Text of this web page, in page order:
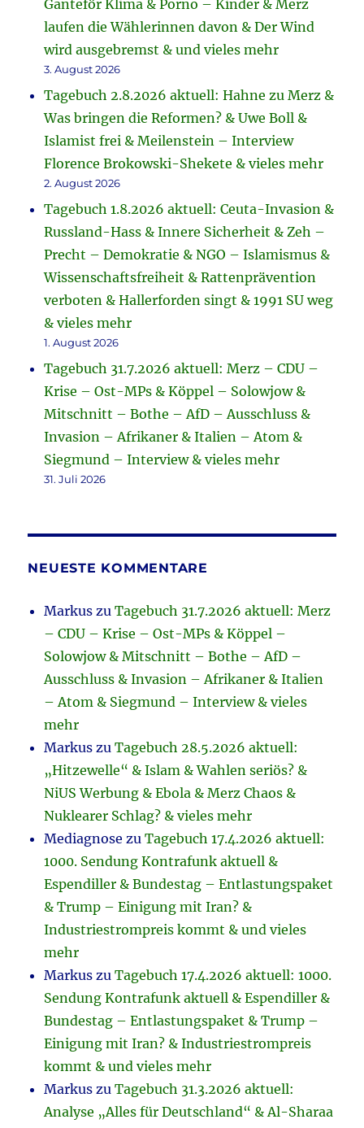
Ganteför Klima & Porno – Kinder & Merz
laufen die Wählerinnen davon & Der Wind
wird ausgebremst & und vieles mehr
3. August 2026
Tagebuch 2.8.2026 aktuell: Hahne zu Merz &
Was bringen die Reformen? & Uwe Boll &
Islamist frei & Meilenstein – Interview
Florence Brokowski-Shekete & vieles mehr
2. August 2026
Tagebuch 1.8.2026 aktuell: Ceuta-Invasion &
Russland-Hass & Innere Sicherheit & Zeh –
Precht – Demokratie & NGO – Islamismus &
Wissenschaftsfreiheit & Rattenprävention
verboten & Hallerforden singt & 1991 SU weg
& vieles mehr
1. August 2026
Tagebuch 31.7.2026 aktuell: Merz – CDU –
Krise – Ost-MPs & Köppel – Solowjow &
Mitschnitt – Bothe – AfD – Ausschluss &
Invasion – Afrikaner & Italien – Atom &
Siegmund – Interview & vieles mehr
31. Juli 2026
NEUESTE KOMMENTARE
Markus zuTagebuch 31.7.2026 aktuell: Merz
– CDU – Krise – Ost-MPs & Köppel –
Solowjow & Mitschnitt – Bothe – AfD –
Ausschluss & Invasion – Afrikaner & Italien
– Atom & Siegmund – Interview & vieles
mehr
Markus zuTagebuch 28.5.2026 aktuell:
„Hitzewelle“ & Islam & Wahlen seriös? &
NiUS Werbung & Ebola & Merz Chaos &
Nuklearer Schlag? & vieles mehr
Mediagnose zuTagebuch 17.4.2026 aktuell:
1000. Sendung Kontrafunk aktuell &
Espendiller & Bundestag – Entlastungspaket
& Trump – Einigung mit Iran? &
Industriestrompreis kommt & und vieles
mehr
Markus zuTagebuch 17.4.2026 aktuell: 1000.
Sendung Kontrafunk aktuell & Espendiller &
Bundestag – Entlastungspaket & Trump –
Einigung mit Iran? & Industriestrompreis
kommt & und vieles mehr
Markus zuTagebuch 31.3.2026 aktuell:
Analyse „Alles für Deutschland“ & Al-Sharaa